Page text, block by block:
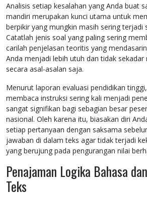
Analisis setiap kesalahan yang Anda buat
mandiri merupakan kunci utama untuk
berpikir yang mungkin masih sering terjadi
Catatlah jenis soal yang paling sering
carilah penjelasan teoritis yang
Anda menjadi lebih utuh dan tidak
secara asal-asalan saja.
Menurut laporan evaluasi pendidikan
membaca instruksi sering kali menjadi
sangat signifikan bagi sebagian besar
nasional. Oleh karena itu, biasakan diri
setiap pertanyaan dengan saksama
jawaban di dalam teks agar tidak terjadi
yang berujung pada pengurangan nilai
Penajaman Logika Bahasa
Teks